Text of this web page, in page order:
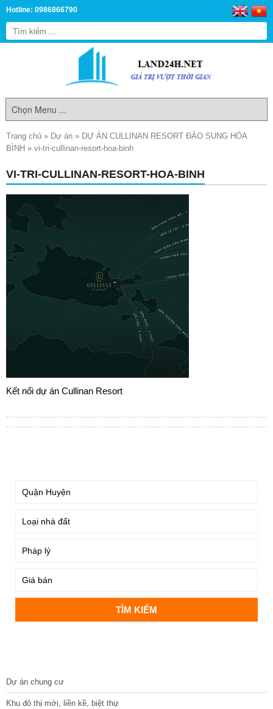
Hotline: 0986866790
Trang chủ » Dự án » DỰ ÁN CULLINAN RESORT ĐẢO SUNG HÒA
BÌNH » vi-tri-cullinan-resort-hoa-binh
VI-TRI-CULLINAN-RESORT-HOA-BINH
Kết nối dự án Cullinan Resort
Dự án chung cư
Khu đô thị mới, liền kề, biệt thự